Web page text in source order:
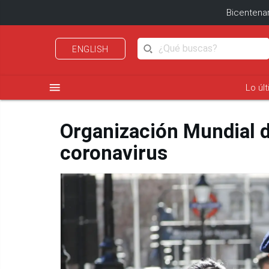
ENGLISH
menu Lo
Organización Mundial
coronavirus